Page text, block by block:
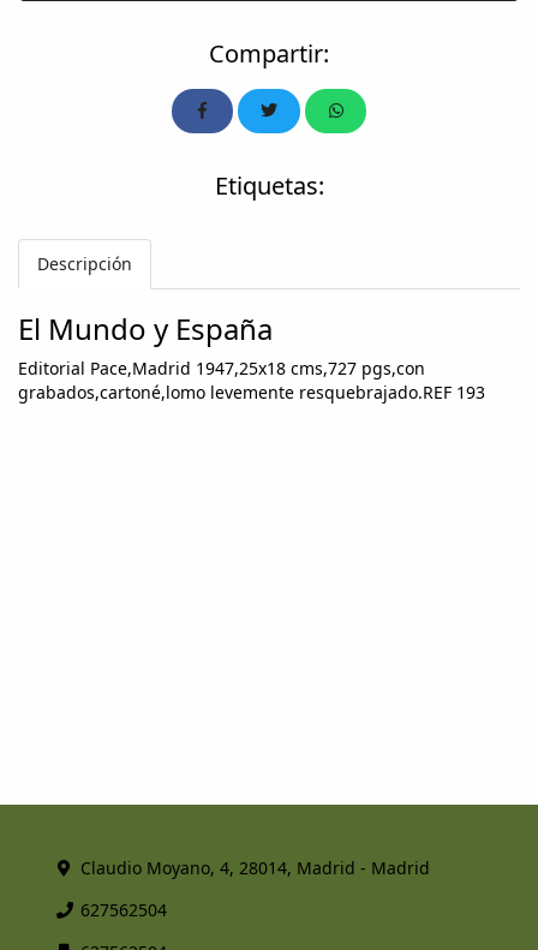
Compartir:
Etiquetas:
Descripción
El Mundo y España
Editorial Pace,Madrid 1947,25x18 cms,727 pgs,con
grabados,cartoné,lomo levemente resquebrajado.REF 193
Claudio Moyano, 4, 28014, Madrid - Madrid
627562504